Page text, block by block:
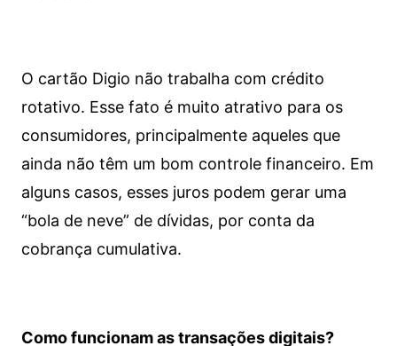
O cartão Digio não trabalha com crédito
rotativo. Esse fato é muito atrativo para os
consumidores, principalmente aqueles que
ainda não têm um bom controle financeiro. Em
alguns casos, esses juros podem gerar uma
“bola de neve” de dívidas, por conta da
cobrança cumulativa.
Como funcionam as transações digitais?